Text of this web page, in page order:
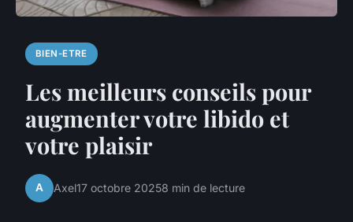
BIEN-ETRE
Les meilleurs conseils pour
augmenter votre libido et
votre plaisir
A Axel17 octobre 20258 min de lecture